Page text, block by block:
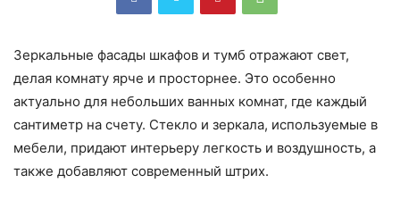
Зеркальные фасады шкафов и тумб отражают свет,
делая комнату ярче и просторнее. Это особенно
актуально для небольших ванных комнат, где каждый
сантиметр на счету. Стекло и зеркала, используемые в
мебели, придают интерьеру легкость и воздушность, а
также добавляют современный штрих.